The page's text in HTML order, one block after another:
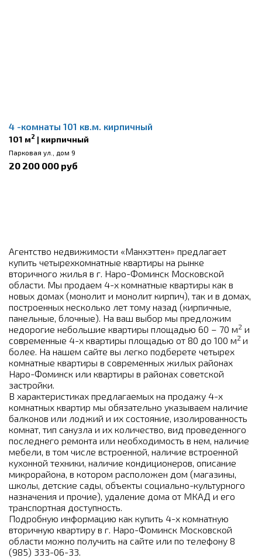
4 -комнаты 101 кв.м. кирпичный
101 м2 | кирпичный
Парковая ул., дом 9
20 200 000 руб
Агентство недвижимости «Манхэттен» предлагает
купить четырехкомнатные квартиры на рынке
вторичного жилья в г. Наро-Фоминск Московской
области. Мы продаем 4-х комнатные квартиры как в
новых домах (монолит и монолит кирпич), так и в домах,
построенных несколько лет тому назад (кирпичные,
панельные, блочные). На ваш выбор мы предложим
недорогие небольшие квартиры площадью 60 – 70 м2 и
современные 4-х квартиры площадью от 80 до 100 м2 и
более. На нашем сайте вы легко подберете четырех
комнатные квартиры в современных жилых районах
Наро-Фоминск или квартиры в районах советской
застройки.
В характеристиках предлагаемых на продажу 4-х
комнатных квартир мы обязательно указываем наличие
балконов или лоджий и их состояние, изолированность
комнат, тип санузла и их количество, вид проведенного
последнего ремонта или необходимость в нем, наличие
мебели, в том числе встроенной, наличие встроенной
кухонной техники, наличие кондиционеров, описание
микрорайона, в котором расположен дом (магазины,
школы, детские сады, объекты социально-культурного
назначения и прочие), удаление дома от МКАД и его
транспортная доступность.
Подробную информацию как купить 4-х комнатную
вторичную квартиру в г. Наро-Фоминск Московской
области можно получить на сайте или по телефону 8
(985) 333-06-33.